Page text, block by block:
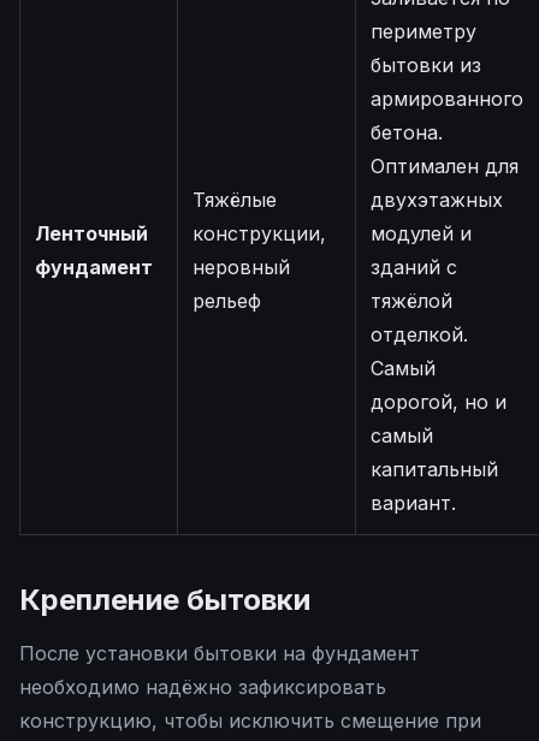
Ленточный
фундамент
Тяжёлые
конструкции,
неровный
рельеф
периметру
бытовки из
армированного
бетона.
Оптимален для
двухэтажных
модулей и
зданий с
тяжёлой
отделкой.
Самый
дорогой, но и
самый
капитальный
вариант.
Крепление бытовки
После установки бытовки на фундамент
необходимо надёжно зафиксировать
конструкцию, чтобы исключить смещение при